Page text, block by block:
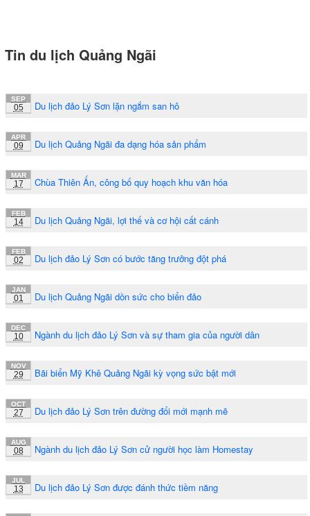
Tin du lịch Quảng Ngãi
SEP
05 Du lịch đảo Lý Sơn lặn ngắm san hô
APR
09 Du lịch Quảng Ngãi đa dạng hóa sản phẩm
MAR
17 Chùa Thiên Ấn, công bố quy hoạch khu văn hóa
FEB
14 Du lịch Quảng Ngãi, lợi thế và cơ hội cất cánh
FEB
02 Du lịch đảo Lý Sơn có bước tăng trưởng đột phá
JAN
01 Du lịch Quảng Ngãi dồn sức cho biển đảo
DEC
10 Ngành du lịch đảo Lý Sơn và sự tham gia của người dân
NOV
29 Bãi biển Mỹ Khê Quảng Ngãi kỳ vọng sức bật mới
OCT
27 Du lịch đảo Lý Sơn trên đường đổi mới mạnh mẽ
AUG
08 Ngành du lịch đảo Lý Sơn cử người học làm Homestay
JUL
13 Du lịch đảo Lý Sơn được đánh thức tiềm năng